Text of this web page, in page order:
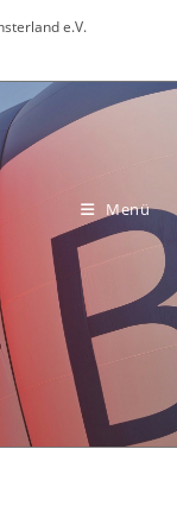
e.V.
Menü